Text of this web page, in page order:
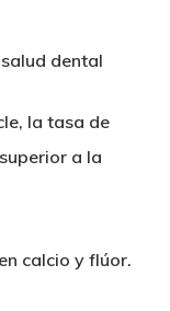
dental
la tasa de
a la
calcio y flúor.